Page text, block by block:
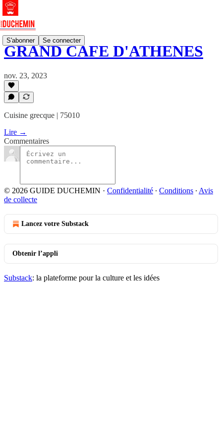
S'abonner Se connecter
GRAND CAFÉ D'ATHÈNES
nov. 23, 2023
Cuisine grecque | 75010
Lire →
Commentaires
© 2026 GUIDE DUCHEMIN · Confidentialité ∙ Conditions ∙ Avis
de collecte
Lancez votre Substack
Obtenir l’appli
Substack: la plateforme pour la culture et les idées